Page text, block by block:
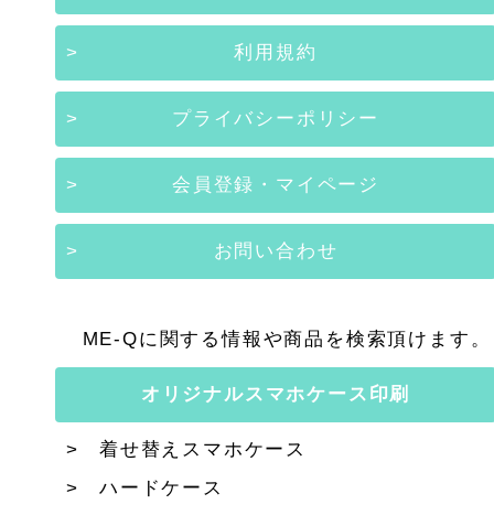
利用規約
プライバシーポリシー
会員登録・マイページ
お問い合わせ
ME-Qに関する情報や商品を検索頂けます。
オリジナルスマホケース印刷
着せ替えスマホケース
ハードケース